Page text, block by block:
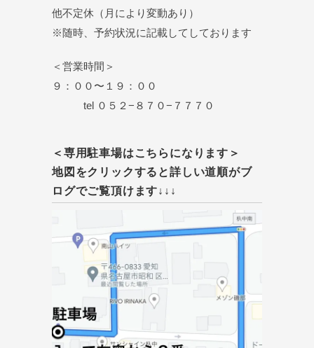
他不定休（月により変動あり）
※随時、予約状況に記載してしております
＜営業時間＞
９：００〜１９：００
tel ０５２−８７０−７７７０
＜専用駐車場はこちらになります＞
地図をクリックすると詳しい道順がブ
ログでご覧頂けます↓↓↓